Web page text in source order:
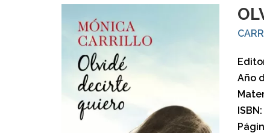
Año
ISBN: